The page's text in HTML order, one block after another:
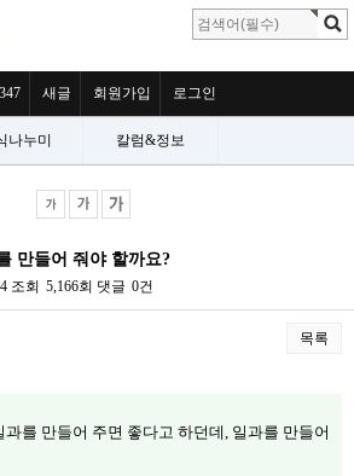
새글 회원가입 로그인
나누미 칼럼&정보
만들어 줘야 할까요?
조회 5,166회 댓글 0건
목록
과를 만들어 주면 좋다고 하던데, 일과를 만들어